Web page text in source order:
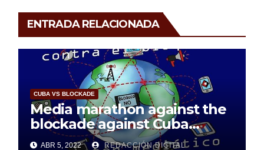
ENTRADA RELACIONADA
CUBA VS BLOCKADE
Media marathon against the
blockade against Cuba
considered a success
ABR 5, 2022 REDACCIÓN DIGITAL